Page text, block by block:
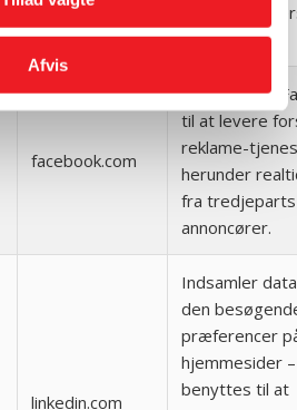
Afvis
browser
cookies.
facebook.com
Anvendes af
til at levere
reklame-
herunder
fra
annoncører.
linkedin.com
Indsamler
den
præferencer
hjemmesider –
benyttes til at